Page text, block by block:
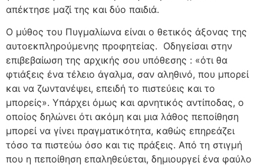
απέκτησε μαζί της και δύο παιδιά.
Ο μύθος του Πυγμαλίωνα είναι ο θετικός άξονας της
αυτοεκπληρούμενης προφητείας. Οδηγείσαι στην
επιβεβαίωση της αρχικής σου υπόθεσης : «ότι θα
φτιάξεις ένα τέλειο άγαλμα, σαν αληθινό, που μπορεί
και να ζωντανέψει, επειδή το πιστεύεις και το
μπορείς». Υπάρχει όμως και αρνητικός αντίποδας, ο
οποίος δηλώνει ότι ακόμη και μια λάθος πεποίθηση
μπορεί να γίνει πραγματικότητα, καθώς επηρεάζει
τόσο τα πιστεύω όσο και τις πράξεις. Από τη στιγμή
που η πεποίθηση επαληθεύεται, δημιουργεί ένα φαύλο